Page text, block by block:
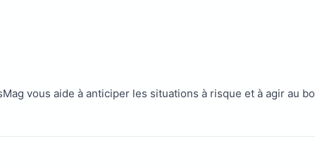
vous aide à anticiper les situations à risque et à agir au